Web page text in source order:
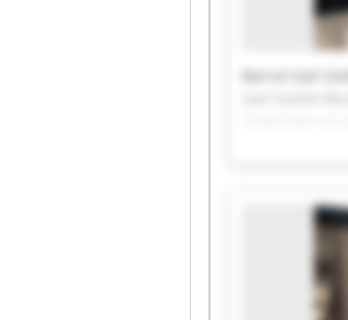
Bernd Gail